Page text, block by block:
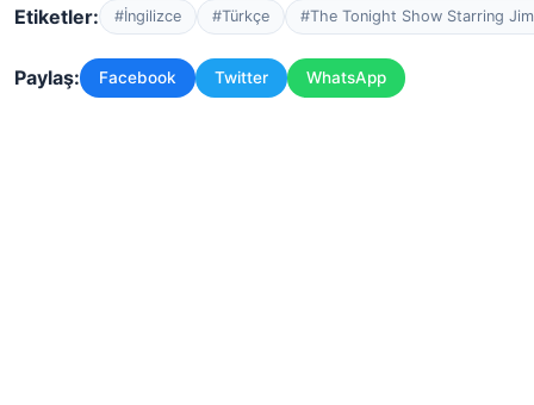
Etiketler: #İngilizce #Türkçe #The Tonight Show Starring
Paylaş: Facebook Twitter WhatsApp